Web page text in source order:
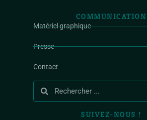
COMMUNICATION
Matériel graphique
Presse
Contact
SUIVEZ-NOUS !